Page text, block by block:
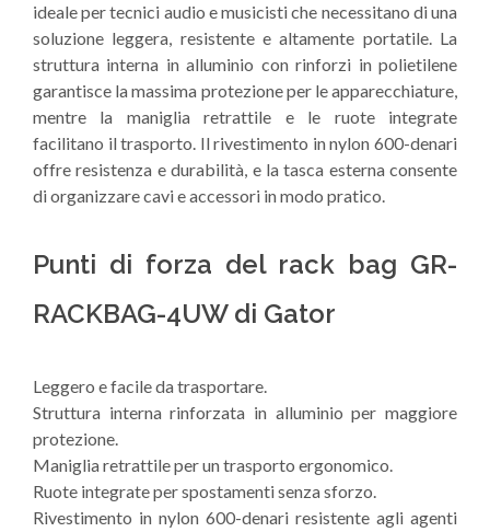
ideale per tecnici audio e musicisti che necessitano di una
soluzione leggera, resistente e altamente portatile. La
struttura interna in alluminio con rinforzi in polietilene
garantisce la massima protezione per le apparecchiature,
mentre la maniglia retrattile e le ruote integrate
facilitano il trasporto. Il rivestimento in nylon 600-denari
offre resistenza e durabilità, e la tasca esterna consente
di organizzare cavi e accessori in modo pratico.
Punti di forza del rack bag GR-
RACKBAG-4UW di Gator
Leggero e facile da trasportare.
Struttura interna rinforzata in alluminio per maggiore
protezione.
Maniglia retrattile per un trasporto ergonomico.
Ruote integrate per spostamenti senza sforzo.
Rivestimento in nylon 600-denari resistente agli agenti